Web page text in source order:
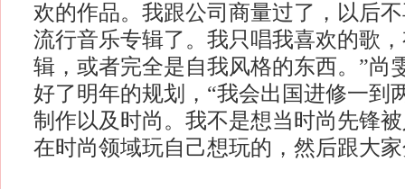
欢的作品。我跟公司商量过了，以后
流行音乐专辑了。我只唱我喜欢的歌
辑，或者完全是自我风格的东西。”尚
好了明年的规划，“我会出国进修一到
制作以及时尚。我不是想当时尚先锋
在时尚领域玩自己想玩的，然后跟大